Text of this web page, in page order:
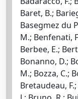
Baret, B.;
Basegmez du
M.; Benfenati,
Berbee, E.;
Bonanno, D.;
M.; Bozza, C.;
Bretaudeau,